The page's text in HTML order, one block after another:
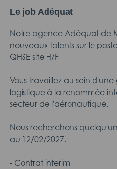
Le job Adéquat
Notre agence Adéquat de
nouveaux talents sur le
QHSE site H/F
Vous travaillez au sein
logistique à la renommée
secteur de l'aéronautique.
Nous recherchons
au 12/02/2027.
- Contrat interim